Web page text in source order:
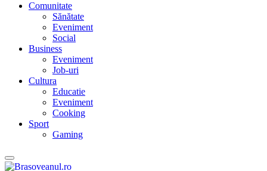
Comunitate
Sănătate
Eveniment
Social
Business
Eveniment
Job-uri
Cultura
Educatie
Eveniment
Cooking
Sport
Gaming